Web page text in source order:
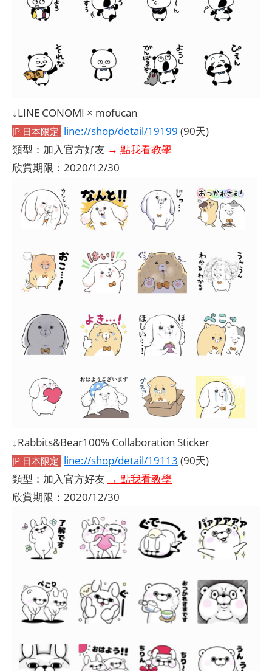
↓LINE CONOMI × mofucan
JP 日本限定 line://shop/detail/19199 (90天)
類型：加入官方好友 → 點我看教學
欣賞期限：2020/12/30
↓Rabbits&Bear100% Collaboration Sticker
JP 日本限定 line://shop/detail/19113 (90天)
類型：加入官方好友 → 點我看教學
欣賞期限：2020/12/30